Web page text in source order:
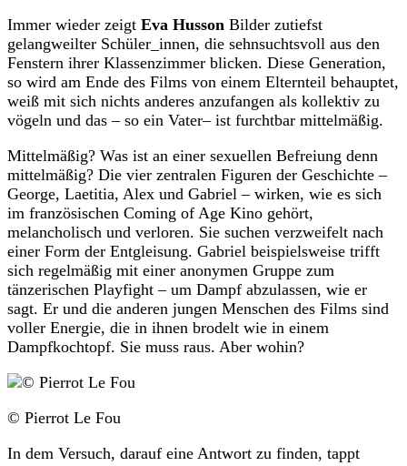
Immer wieder zeigt Eva Husson Bilder zutiefst
gelangweilter Schüler_innen, die sehnsuchtsvoll aus den
Fenstern ihrer Klassenzimmer blicken. Diese Generation,
so wird am Ende des Films von einem Elternteil behauptet,
weiß mit sich nichts anderes anzufangen als kollektiv zu
vögeln und das – so ein Vater– ist furchtbar mittelmäßig.
Mittelmäßig? Was ist an einer sexuellen Befreiung denn
mittelmäßig? Die vier zentralen Figuren der Geschichte –
George, Laetitia, Alex und Gabriel – wirken, wie es sich
im französischen Coming of Age Kino gehört,
melancholisch und verloren. Sie suchen verzweifelt nach
einer Form der Entgleisung. Gabriel beispielsweise trifft
sich regelmäßig mit einer anonymen Gruppe zum
tänzerischen Playfight – um Dampf abzulassen, wie er
sagt. Er und die anderen jungen Menschen des Films sind
voller Energie, die in ihnen brodelt wie in einem
Dampfkochtopf. Sie muss raus. Aber wohin?
© Pierrot Le Fou
In dem Versuch, darauf eine Antwort zu finden, tappt